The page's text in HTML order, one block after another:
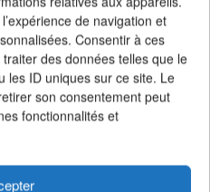
de navigation et
Consentir à ces
des données telles que le
les ID uniques sur ce site. Le
son consentement peut
fonctionnalités et
clés